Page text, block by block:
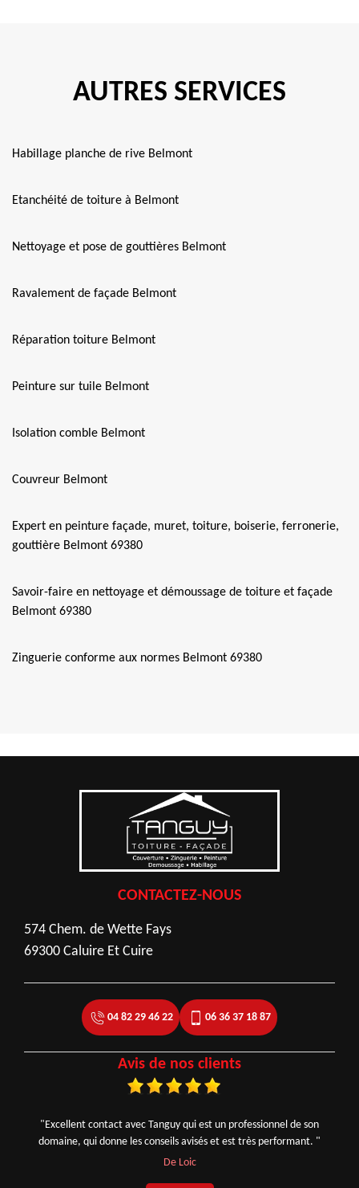
AUTRES SERVICES
Habillage planche de rive Belmont
Etanchéité de toiture à Belmont
Nettoyage et pose de gouttières Belmont
Ravalement de façade Belmont
Réparation toiture Belmont
Peinture sur tuile Belmont
Isolation comble Belmont
Couvreur Belmont
Expert en peinture façade, muret, toiture, boiserie, ferronerie,
gouttière Belmont 69380
Savoir-faire en nettoyage et démoussage de toiture et façade
Belmont 69380
Zinguerie conforme aux normes Belmont 69380
CONTACTEZ-NOUS
574 Chem. de Wette Fays
69300 Caluire Et Cuire
04 82 29 46 22 06 36 37 18 87
Avis de nos clients
"Excellent contact avec Tanguy qui est un professionnel de son
domaine, qui donne les conseils avisés et est très performant. "
De Loic